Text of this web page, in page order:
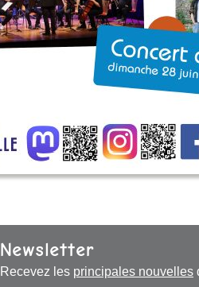
Newsletter
Recevez les principales nouvelles